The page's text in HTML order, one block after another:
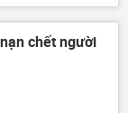
chết người